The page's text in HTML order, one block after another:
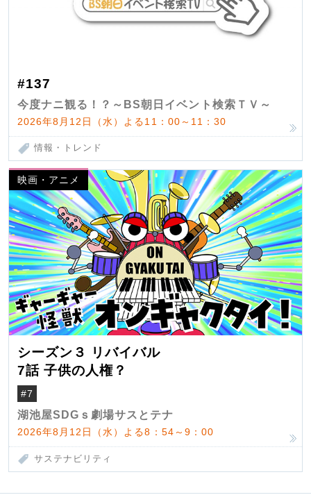
#137
今度ナニ観る！？～BS朝日イベント検索ＴＶ～
2026年8月12日（水）よる11：00～11：30
情報・トレンド
映画・アニメ
シーズン３ リバイバル
7話 子供の人権？
#7
湖池屋SDGｓ劇場サスとテナ
2026年8月12日（水）よる8：54～9：00
サステナビリティ